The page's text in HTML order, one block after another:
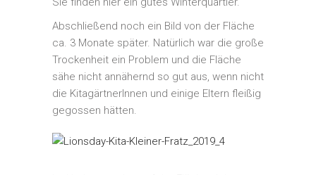
Abschließend noch ein Bild von der Fläche
ca. 3 Monate später. Natürlich war die große
Trockenheit ein Problem und die Fläche
sähe nicht annähernd so gut aus, wenn nicht
die KitagärtnerInnen und einige Eltern fleißig
gegossen hätten.